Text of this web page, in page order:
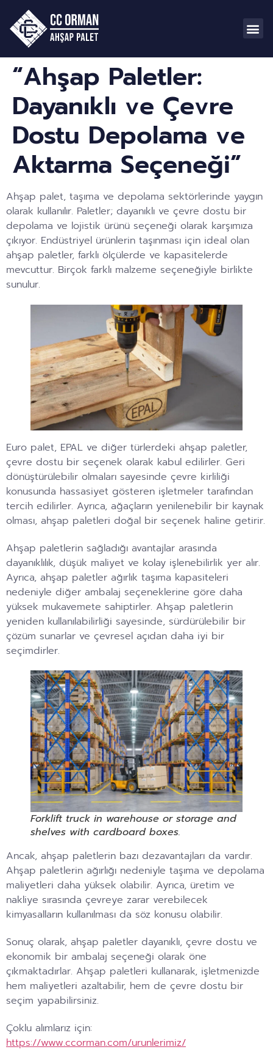
“Ahşap Paletler:
Dayanıklı ve Çevre
Dostu Depolama ve
Aktarma Seçeneği”
Ahşap palet, taşıma ve depolama sektörlerinde yaygın
olarak kullanılır. Paletler; dayanıklı ve çevre dostu bir
depolama ve lojistik ürünü seçeneği olarak karşımıza
çıkıyor. Endüstriyel ürünlerin taşınması için ideal olan
ahşap paletler, farklı ölçülerde ve kapasitelerde
mevcuttur. Birçok farklı malzeme seçeneğiyle birlikte
sunulur.
Euro palet, EPAL ve diğer türlerdeki ahşap paletler,
çevre dostu bir seçenek olarak kabul edilirler. Geri
dönüştürülebilir olmaları sayesinde çevre kirliliği
konusunda hassasiyet gösteren işletmeler tarafından
tercih edilirler. Ayrıca, ağaçların yenilenebilir bir kaynak
olması, ahşap paletleri doğal bir seçenek haline getirir.
Ahşap paletlerin sağladığı avantajlar arasında
dayanıklılık, düşük maliyet ve kolay işlenebilirlik yer alır.
Ayrıca, ahşap paletler ağırlık taşıma kapasiteleri
nedeniyle diğer ambalaj seçeneklerine göre daha
yüksek mukavemete sahiptirler. Ahşap paletlerin
yeniden kullanılabilirliği sayesinde, sürdürülebilir bir
çözüm sunarlar ve çevresel açıdan daha iyi bir
seçimdirler.
Forklift truck in warehouse or storage and
shelves with cardboard boxes.
Ancak, ahşap paletlerin bazı dezavantajları da vardır.
Ahşap paletlerin ağırlığı nedeniyle taşıma ve depolama
maliyetleri daha yüksek olabilir. Ayrıca, üretim ve
nakliye sırasında çevreye zarar verebilecek
kimyasalların kullanılması da söz konusu olabilir.
Sonuç olarak, ahşap paletler dayanıklı, çevre dostu ve
ekonomik bir ambalaj seçeneği olarak öne
çıkmaktadırlar. Ahşap paletleri kullanarak, işletmenizde
hem maliyetleri azaltabilir, hem de çevre dostu bir
seçim yapabilirsiniz.
Çoklu alımlarız için:
https://www.ccorman.com/urunlerimiz/